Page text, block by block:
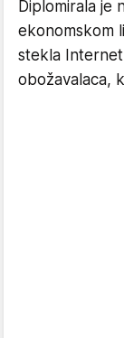
Diplomirala je
ekonomskom
stekla Internet
obožavalaca,